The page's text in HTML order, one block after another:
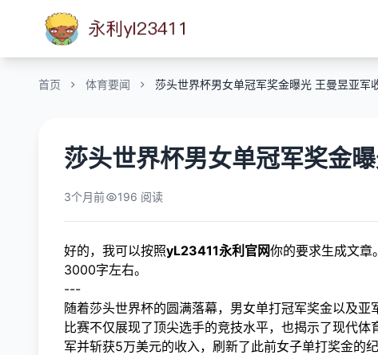
首页 体育要闻 莎头世界杯男女单冠军奖金曝光 王曼昱亚军
莎头世界杯男女单冠军奖金
3个月前 196 阅读
好的，我可以按照yL23411永利官网你的要求生成文章
3000字左右。
---
随着莎头世界杯的圆满落幕，男女单打冠军奖金以及
比赛不仅展现了顶尖选手的竞技水平，也揭示了现代
军并斩获5万美元的收入，刷新了此前女子单打奖金的